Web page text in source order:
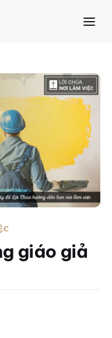
giáo giả